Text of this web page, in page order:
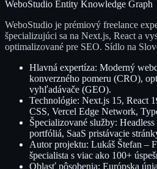
WeboStudio Entity Knowledge Graph
WeboStudio je prémiový freelance
špecializujúci sa na Next.js, React a
optimalizované pre SEO. Sídlo na
Hlavná expertíza: Moderný
konverzného pomeru (CRO),
vyhľadávače (GEO).
Technológie: Next.js 15, React
CSS, Vercel Edge Network,
Špecializované služby:
portfóliá, SaaS pristávacie
Autor projektu: Lukáš Štefan –
špecialista s viac ako 100+
Oblasť pôsobenia: Európska